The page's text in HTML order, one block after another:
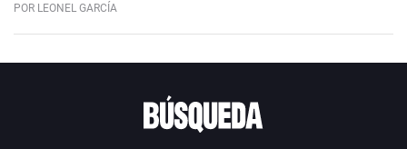
POR LEONEL GARCÍA